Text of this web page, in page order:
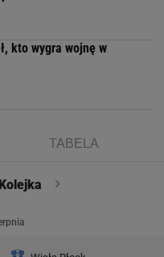
kto wygra wojnę w
TABELA